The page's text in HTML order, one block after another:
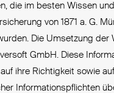
die im besten Wissen
von 1871 a. G.
Die Umsetzung der
GmbH. Diese
ihre Richtigkeit sowie
Informationspflichten